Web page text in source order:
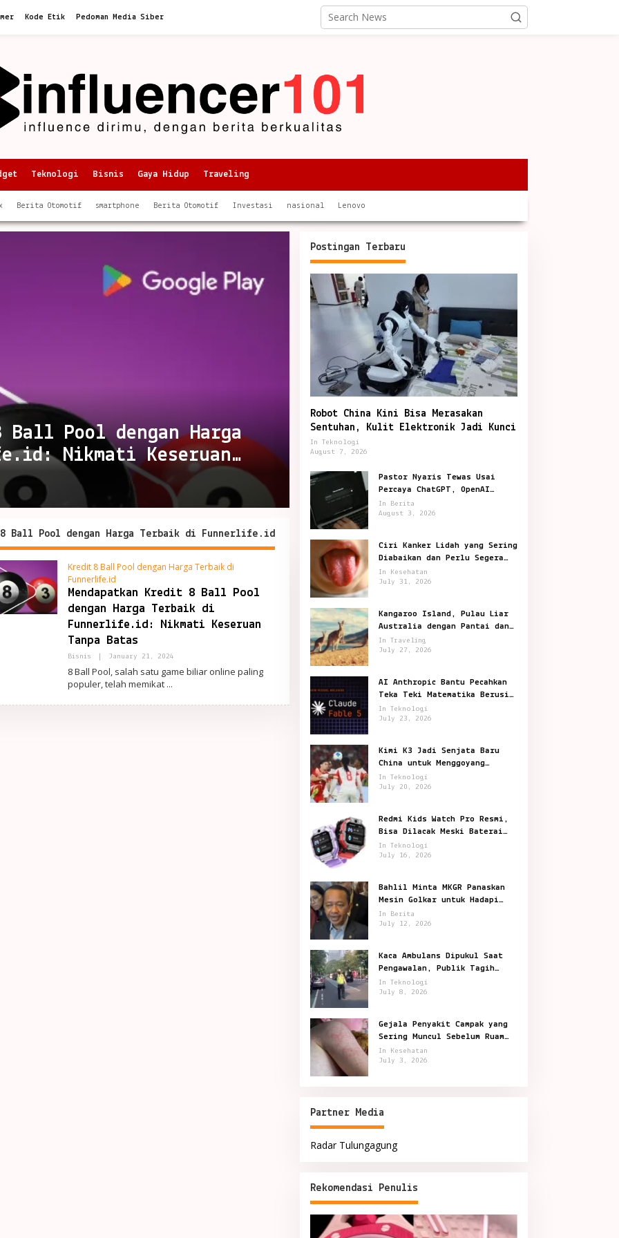
Kode Etik Pedoman Media Siber
Teknologi Bisnis Gaya Hidup Traveling
Berita Otomotif smartphone Berita Otomotif Investasi nasional Lenovo
Ball Pool dengan Harga
Nikmati Keseruan
Ball Pool dengan Harga Terbaik di Funnerlife.id
Kredit 8 Ball Pool dengan Harga Terbaik di
Funnerlife.id
Mendapatkan Kredit 8 Ball Pool
dengan Harga Terbaik di
Funnerlife.id: Nikmati Keseruan
Tanpa Batas
Bisnis January 21, 2024By
8 Ball Pool, salah satu game biliar online paling
populer, telah memikat
Postingan Terbaru
Robot China Kini Bisa Merasakan
Sentuhan, Kulit Elektronik Jadi Kunci
In Teknologi
August 7, 2026
Pastor Nyaris Tewas Usai
Percaya ChatGPT, OpenAI
Digugat di San Francisco
In Berita
August 3, 2026
Ciri Kanker Lidah yang Sering
Diabaikan dan Perlu Segera
Diperiksa
In Kesehatan
July 31, 2026
Kangaroo Island, Pulau Liar
Australia dengan Pantai dan
Satwa Ikonik
In Traveling
July 27, 2026
AI Anthropic Bantu Pecahkan
Teka Teki Matematika Berusia
87 Tahun
In Teknologi
July 23, 2026
Kimi K3 Jadi Senjata Baru
China untuk Menggoyang
Keunggulan AI Amerika
In Teknologi
July 20, 2026
Redmi Kids Watch Pro Resmi,
Bisa Dilacak Meski Baterai
Sudah Habis
In Teknologi
July 16, 2026
Bahlil Minta MKGR Panaskan
Mesin Golkar untuk Hadapi
Pemilu 2029
In Berita
July 12, 2026
Kaca Ambulans Dipukul Saat
Pengawalan, Publik Tagih
Jawaban Polisi
In Teknologi
July 8, 2026
Gejala Penyakit Campak yang
Sering Muncul Sebelum Ruam
Terlihat
In Kesehatan
July 3, 2026
Partner Media
Radar Tulungagung
Rekomendasi Penulis